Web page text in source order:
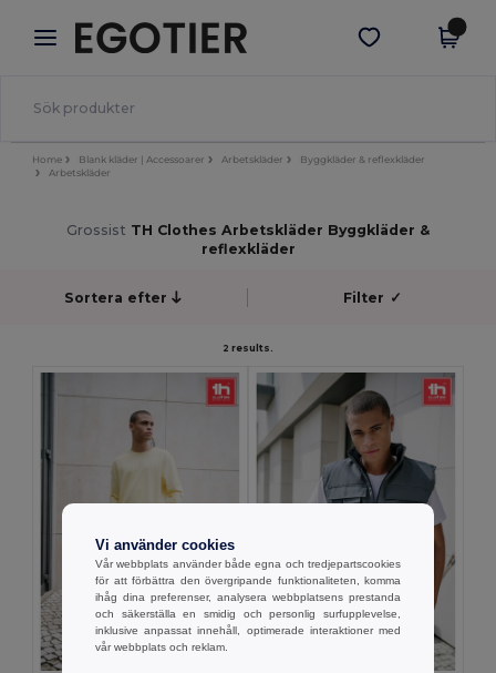
× Egotier-app
Bättre priser i appen!
Hämta app
Home Blank kläder | Accessoarer Arbetskläder
Byggkläder & reflexkläder
Arbetskläder
Grossist TH Clothes Arbetskläder Byggkläder &
reflexkläder
Sortera efter Filter ✓
2 results.
Vi använder cookies
Vår webbplats använder både egna och tredjepartscookies
för att förbättra den övergripande funktionaliteten, komma
ihåg dina preferenser, analysera webbplatsens prestanda
och säkerställa en smidig och personlig surfupplevelse,
inklusive anpassat innehåll, optimerade interaktioner med
vår webbplats och reklam.